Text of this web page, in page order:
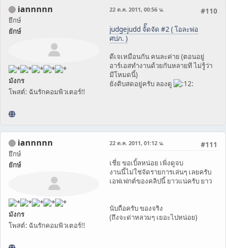
iannnnn
ยึกษ์
ยักษ์
มังกร
โพสต์: ฉันรักคอมพิวเตอร์!!
#110
22 ต.ค. 2011, 00:56 น.
judgejudd จัั๊ดจัด #2 ( โอละพ่อ
ศปภ. )
ดีเจเหมือนกัน คนละค่าย (ตอนอยู่
อาร์เอสทำงานด้วยกันหลายที ไม่รู้ว่า
มีโหมดนี้)
ยังดิบสดอยู่ครับ ลองดู
iannnnn
ยึกษ์
ยักษ์
มังกร
โพสต์: ฉันรักคอมพิวเตอร์!!
#111
22 ต.ค. 2011, 01:12 น.
เชี่ย ขอเบิ้ลหน่อย เพิ่งดูจบ
งานนี้ไม่ใช่จัดรายการเล่นๆ เลยครับ
เอฟเฟกต์ของคลิปนี้ ยาวแน่ครับ ยาว
นับถือครับ ของจริง
(ถึงจะด่าหลวมๆ เยอะไปหน่อย)